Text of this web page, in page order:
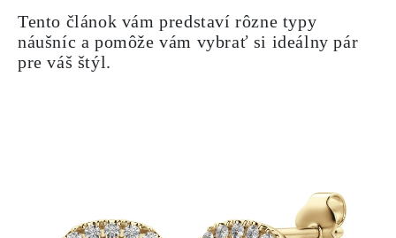
Tento článok vám predstaví rôzne typy
náušníc a pomôže vám vybrať si ideálny pár
pre váš štýl.